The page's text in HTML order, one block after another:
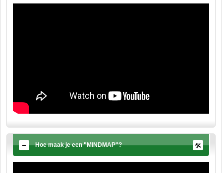
Hoe maak je een "MINDMAP"?